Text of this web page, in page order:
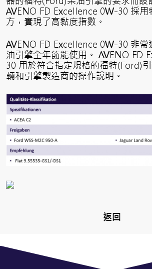
AVENO FD Excellence 0W-30 採用
方，實現了高黏度指數。
AVENO FD Excellence 0W-30 非常
油引擎全年節能使用。 AVENO FD
30 用於符合指定規格的福特(Ford)
輛和引擎製造商的操作說明。
返回